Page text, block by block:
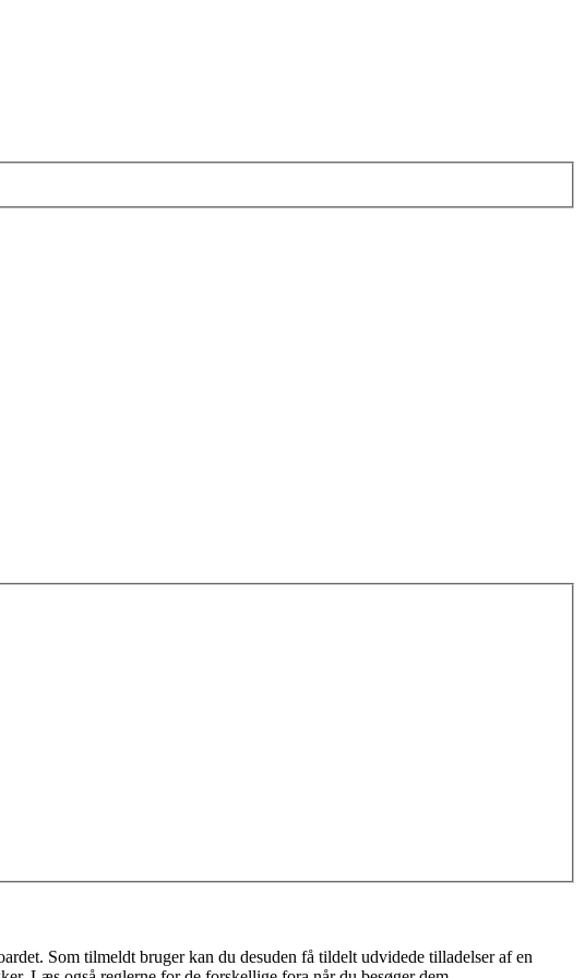
Som tilmeldt bruger kan du desuden få tildelt udvidede tilladelser af en